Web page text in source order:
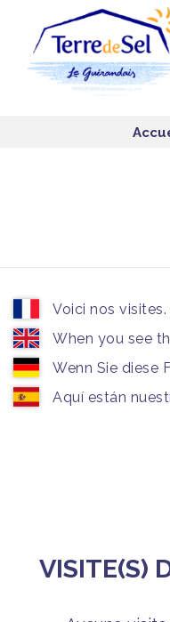
Voici nos
When you see
Wenn Sie diese
Aquí están
VISITE(S)
Panneau de gestion des